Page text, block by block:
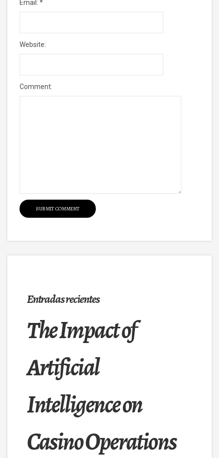
Email: *
Website:
Comment:
Entradas recientes
The Impact of
Artificial
Intelligence on
Casino Operations